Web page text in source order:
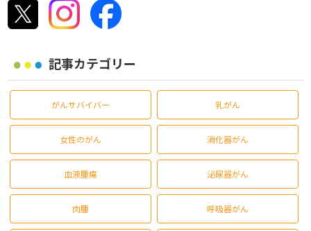
記事カテゴリー
がんサバイバー 乳がん
女性のがん 消化器がん
血液腫瘍 泌尿器がん
肉腫 呼吸器がん